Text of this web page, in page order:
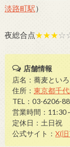
淡路町駅）
夜総合点★★★
店舗情報
店名：蕎麦とい
住所：東京都千
TEL：03-6206-
営業時間：11:30
定休日：土日祝
公式サイト：X(